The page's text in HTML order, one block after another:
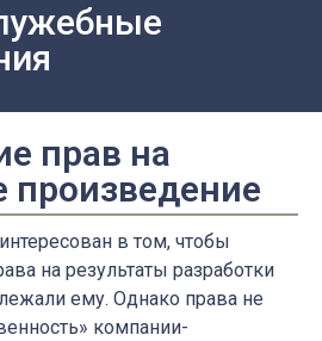
прав на
в том, чтобы
на результаты разработки
ему. Однако права не
компании-